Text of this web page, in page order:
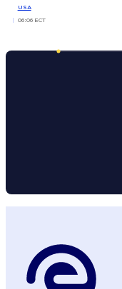
USA
06:06 ECT